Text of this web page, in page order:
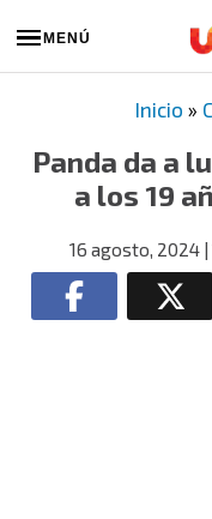
MENÚ
Inicio »
Panda da a
a los 19
16 agosto, 2024|